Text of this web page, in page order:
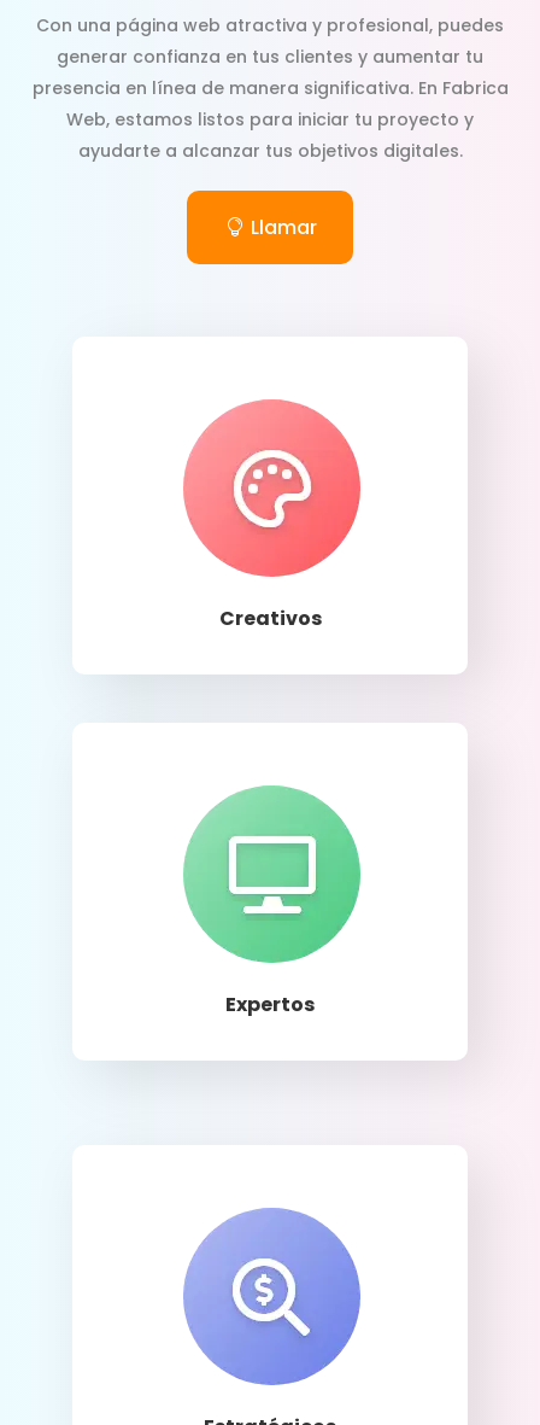
Con una página web atractiva y profesional, puedes
generar confianza en tus clientes y aumentar tu
presencia en línea de manera significativa. En Fabrica
Web, estamos listos para iniciar tu proyecto y
ayudarte a alcanzar tus objetivos digitales.
Llamar
Creativos
Expertos